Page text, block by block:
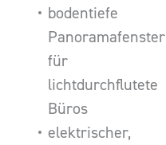
bodentiefe
Panoramafenster
für
lichtdurchflutete
Büros
elektrischer,